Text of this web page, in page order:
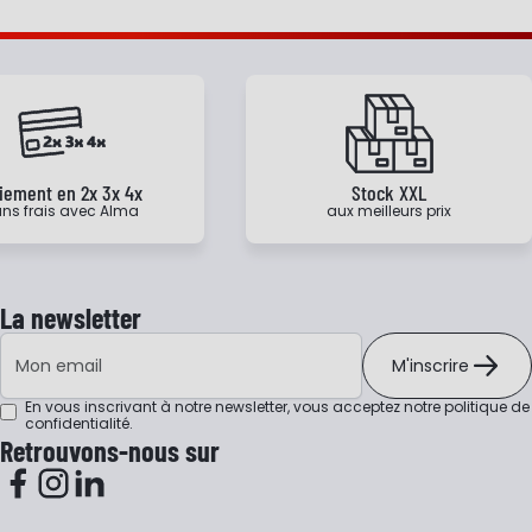
en 2x 3x 4x
frais avec Alma
Stock XXL
aux meilleurs prix
La newsletter
Adresse e-mail
M'inscrire
En vous inscrivant à notre newsletter, vous acceptez notrepolitique de
confidentialité.
Retrouvons-nous sur